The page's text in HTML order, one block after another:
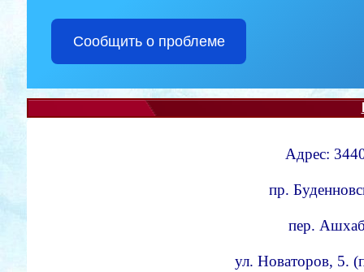
Сообщить о проблеме
Адрес:
пр.
пер.
ул. Новаторов, 5.